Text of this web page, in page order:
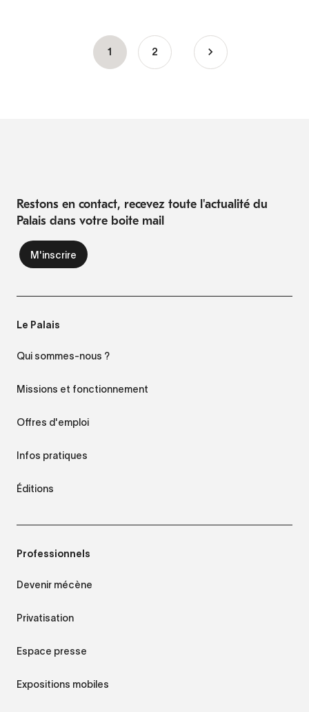
Page
1 Page
2
Restons en contact, recevez toute l'actualité du
Palais dans votre boite mail
Le Palais
Qui sommes-nous ?
Missions et fonctionnement
Offres d'emploi
Infos pratiques
Éditions
Professionnels
Devenir mécène
Privatisation
Espace presse
Expositions mobiles